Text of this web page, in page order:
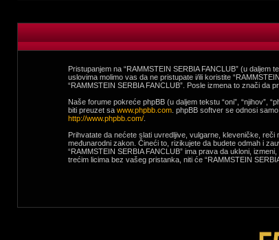
Pristupanjem na “RAMMSTEIN SERBIA FANCLUB” (u daljem
uslovima molimo vas da ne pristupate i/ili koristite
“RAMMSTEIN SERBIA FANCLUB”. Posle izmena to znači da
Naše forume pokreće phpBB (u daljem tekstu “oni”, “njihov”,
biti preuzet sa www.phpbb.com. phpBB softver se odnosi
http://www.phpbb.com/.
Prihvatate da nećete slati uvredljive, vulgarne, kleveničke,
međunarodni zakon. Čineći to, rizikujete da budete odmah i
“RAMMSTEIN SERBIA FANCLUB” ima prava da ukloni,
trećim licima bez vašeg pristanka, niti će “RAMMSTEIN